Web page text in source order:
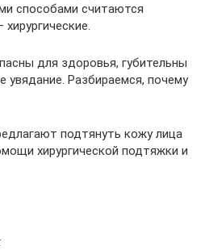
способами считаются
для здоровья, губительны
Разбираемся, почему
подтянуть кожу лица
хирургической подтяжки и